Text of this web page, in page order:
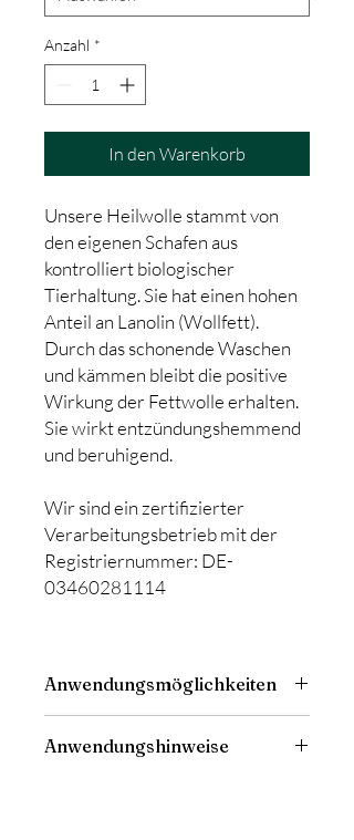
Anzahl *
In den Warenkorb
Unsere Heilwolle stammt von
den eigenen Schafen aus
kontrolliert biologischer
Tierhaltung. Sie hat einen hohen
Anteil an Lanolin (Wollfett).
Durch das schonende Waschen
und kämmen bleibt die positive
Wirkung der Fettwolle erhalten.
Sie wirkt entzündungshemmend
und beruhigend.
Wir sind ein zertifizierter
Verarbeitungsbetrieb mit der
Registriernummer: DE-
03460281114
Anwendungsmöglichkeiten
Brustwarzenentzündung
Anwendungshinweise